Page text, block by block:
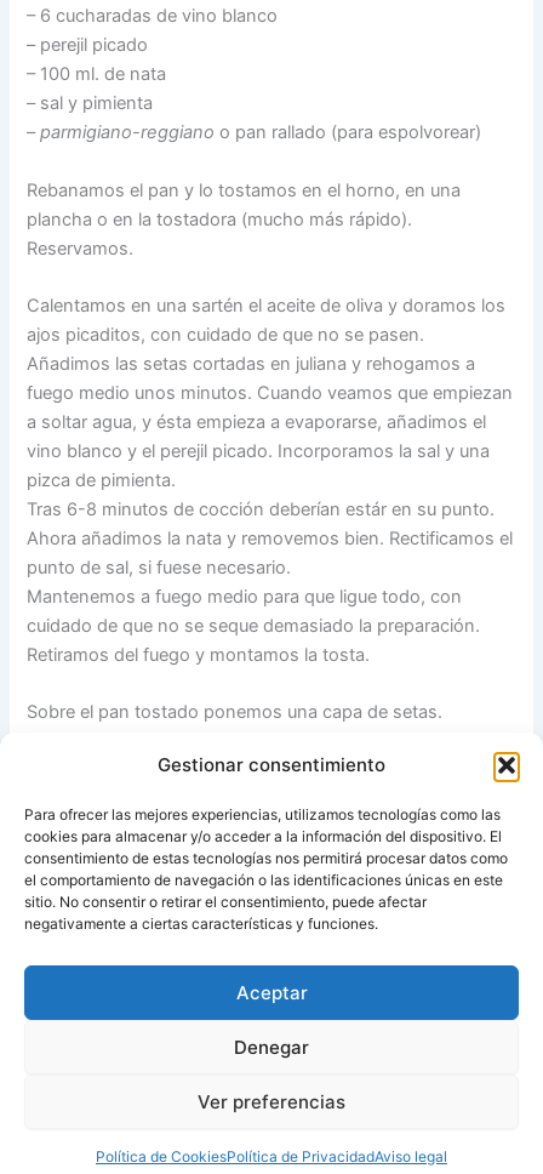
Gestionar consentimiento
Para ofrecer las mejores experiencias, utilizamos tecnologías como las
cookies para almacenar y/o acceder a la información del dispositivo. El
consentimiento de estas tecnologías nos permitirá procesar datos como
el comportamiento de navegación o las identificaciones únicas en este
sitio. No consentir o retirar el consentimiento, puede afectar
negativamente a ciertas características y funciones.
Aceptar
Denegar
Ver preferencias
Política de CookiesPolítica de PrivacidadAviso legal
– 6 cucharadas de vino blanco
– perejil picado
– 100 ml. de nata
– sal y pimienta
–parmigiano-reggiano o pan rallado (para espolvorear)
Rebanamos el pan y lo tostamos en el horno, en una
plancha o en la tostadora (mucho más rápido).
Reservamos.
Calentamos en una sartén el aceite de oliva y doramos los
ajos picaditos, con cuidado de que no se pasen.
Añadimos las setas cortadas en juliana y rehogamos a
fuego medio unos minutos. Cuando veamos que empiezan
a soltar agua, y ésta empieza a evaporarse, añadimos el
vino blanco y el perejil picado. Incorporamos la sal y una
pizca de pimienta.
Tras 6-8 minutos de cocción deberían estár en su punto.
Ahora añadimos la nata y removemos bien. Rectificamos el
punto de sal, si fuese necesario.
Mantenemos a fuego medio para que ligue todo, con
cuidado de que no se seque demasiado la preparación.
Retiramos del fuego y montamos la tosta.
Sobre el pan tostado ponemos una capa de setas.
una mezcla de ambos) y gratinamos un par de minutos
*Otras recetas de tostas
Fuente:María’s Recipe Book
ANTERIOR SIGUIENTE